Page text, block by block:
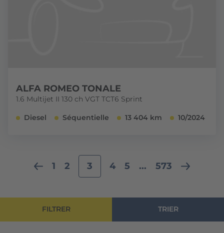
FILTRER TRIER
ALFA ROMEO TONALE
1.6 Multijet II 130 ch VGT TCT6 Sprint
Diesel Séquentielle 13 404 km 10/2024
1 2 3 4 5 ... 573